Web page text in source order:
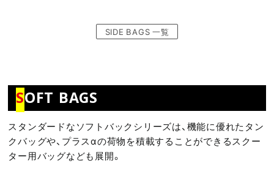
SIDE BAGS 一覧
SOFT BAGS
スタンダードなソフトバックシリーズは、機能に優れたタン
クバッグや、プラスαの荷物を積載することができるスクー
ター用バッグなども展開。